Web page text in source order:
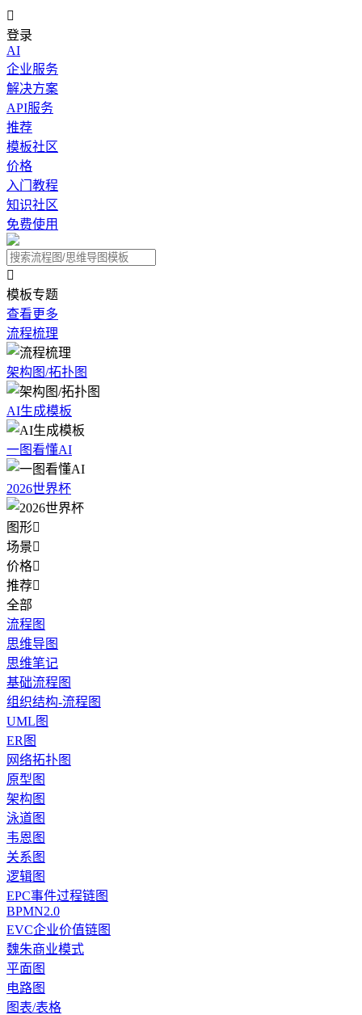

登录
AI
企业服务
解决方案
API服务
推荐
模板社区
价格
入门教程
知识社区
免费使用

模板专题
查看更多
流程梳理
架构图/拓扑图
AI生成模板
一图看懂AI
2026世界杯
图形
场景
价格
推荐
全部
流程图
思维导图
思维笔记
基础流程图
组织结构-流程图
UML图
ER图
网络拓扑图
原型图
架构图
泳道图
韦恩图
关系图
逻辑图
EPC事件过程链图
BPMN2.0
EVC企业价值链图
魏朱商业模式
平面图
电路图
图表/表格